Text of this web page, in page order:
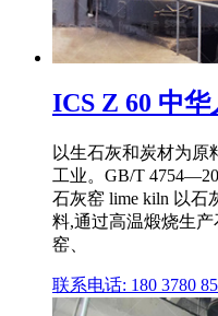
ICS Z 60 中
以生石灰和炭材为原
工业。GB/T
石灰窑 lime kiln 以石
料,通过高温煅烧生
窑、
联系电话: 180 3780